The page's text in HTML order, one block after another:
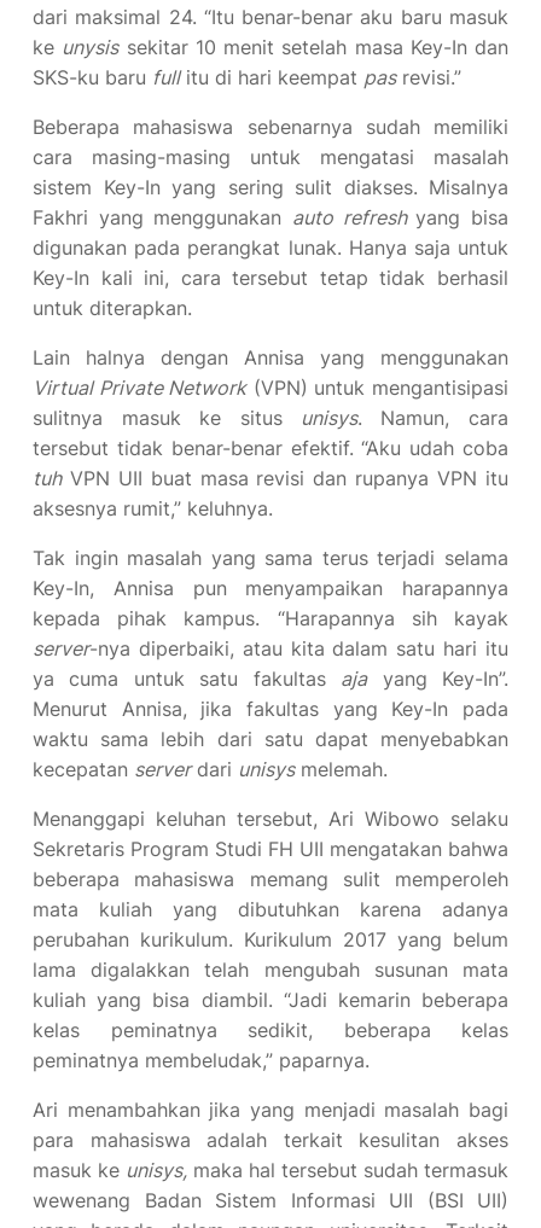
dari maksimal 24. “Itu benar-benar aku baru masuk
ke unysissekitar 10 menit setelah masa Key-In dan
SKS-ku baru fullitu di hari keempat pasrevisi.”
Beberapa mahasiswa sebenarnya sudah memiliki
cara masing-masing untuk mengatasi masalah
sistem Key-In yang sering sulit diakses. Misalnya
Fakhri yang menggunakan auto refreshyang bisa
digunakan pada perangkat lunak. Hanya saja untuk
Key-In kali ini, cara tersebut tetap tidak berhasil
untuk diterapkan.
Lain halnya dengan Annisa yang menggunakan
Virtual Private Network(VPN) untuk mengantisipasi
sulitnya masuk ke situs unisys. Namun, cara
tersebut tidak benar-benar efektif. “Aku udah coba
tuhVPN UII buat masa revisi dan rupanya VPN itu
aksesnya rumit,” keluhnya.
Tak ingin masalah yang sama terus terjadi selama
Key-In, Annisa pun menyampaikan harapannya
kepada pihak kampus. “Harapannya sih kayak
server-nya diperbaiki, atau kita dalam satu hari itu
ya cuma untuk satu fakultas ajayang Key-In”.
Menurut Annisa, jika fakultas yang Key-In pada
waktu sama lebih dari satu dapat menyebabkan
kecepatan serverdari unisysmelemah.
Menanggapi keluhan tersebut, Ari Wibowo selaku
Sekretaris Program Studi FH UII mengatakan bahwa
beberapa mahasiswa memang sulit memperoleh
mata kuliah yang dibutuhkan karena adanya
perubahan kurikulum. Kurikulum 2017 yang belum
lama digalakkan telah mengubah susunan mata
kuliah yang bisa diambil. “Jadi kemarin beberapa
kelas peminatnya sedikit, beberapa kelas
peminatnya membeludak,” paparnya.
Ari menambahkan jika yang menjadi masalah bagi
para mahasiswa adalah terkait kesulitan akses
masuk ke unisys, maka hal tersebut sudah termasuk
wewenang Badan Sistem Informasi UII (BSI UII)